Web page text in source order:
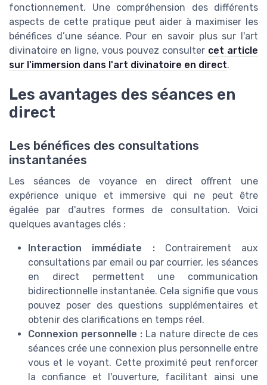
fonctionnement. Une compréhension des différents
aspects de cette pratique peut aider à maximiser les
bénéfices d’une séance. Pour en savoir plus sur l'art
divinatoire en ligne, vous pouvez consulter cet article
sur l'immersion dans l'art divinatoire en direct.
Les avantages des séances en
direct
Les bénéfices des consultations
instantanées
Les séances de voyance en direct offrent une
expérience unique et immersive qui ne peut être
égalée par d'autres formes de consultation. Voici
quelques avantages clés :
Interaction immédiate :Contrairement aux
consultations par email ou par courrier, les séances
en direct permettent une communication
bidirectionnelle instantanée. Cela signifie que vous
pouvez poser des questions supplémentaires et
obtenir des clarifications en temps réel.
Connexion personnelle : La nature directe de ces
séances crée une connexion plus personnelle entre
vous et le voyant. Cette proximité peut renforcer
la confiance et l'ouverture, facilitant ainsi une